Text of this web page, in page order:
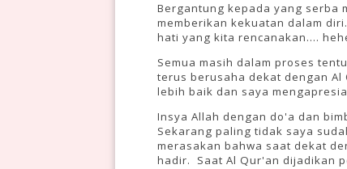
Bergantung kepada yang serba
memberikan kekuatan dalam
hati yang kita rencanakan....
Semua masih dalam proses
terus berusaha dekat dengan
lebih baik dan saya
Insya Allah dengan do'a dan
Sekarang paling tidak saya
merasakan bahwa saat dekat
hadir. Saat Al Qur'an dijadikan